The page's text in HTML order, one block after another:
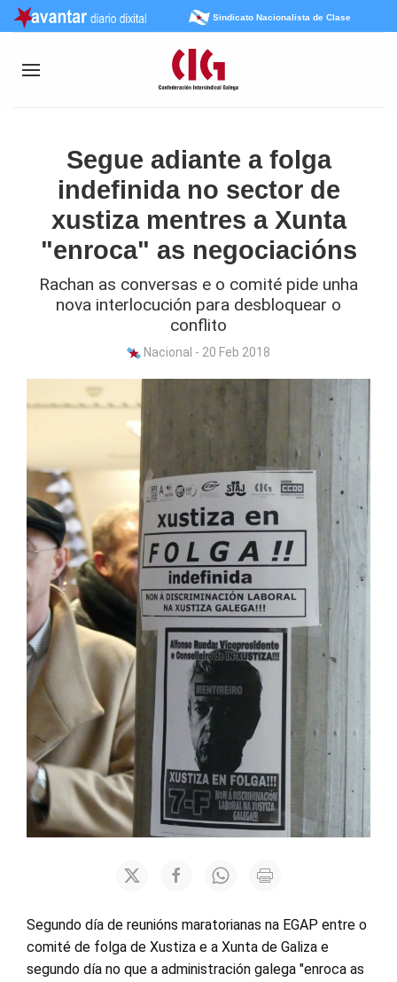
Sindicato Nacionalista de Clase
Segue adiante a folga
indefinida no sector de
xustiza mentres a Xunta
"enroca" as negociacións
Rachan as conversas e o comité pide unha
nova interlocución para desbloquear o
conflito
Nacional - 20 Feb 2018
Segundo día de reunións maratorianas na EGAP entre o
comité de folga de Xustiza e a Xunta de Galiza e
segundo día no que a administración galega "enroca as